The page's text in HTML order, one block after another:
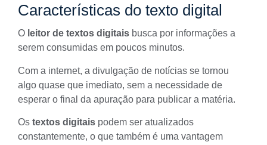
Características do texto digital
O leitor de textos digitais busca por informações a
serem consumidas em poucos minutos.
Com a internet, a divulgação de notícias se tornou
algo quase que imediato, sem a necessidade de
esperar o final da apuração para publicar a matéria.
Os textos digitais podem ser atualizados
constantemente, o que também é uma vantagem